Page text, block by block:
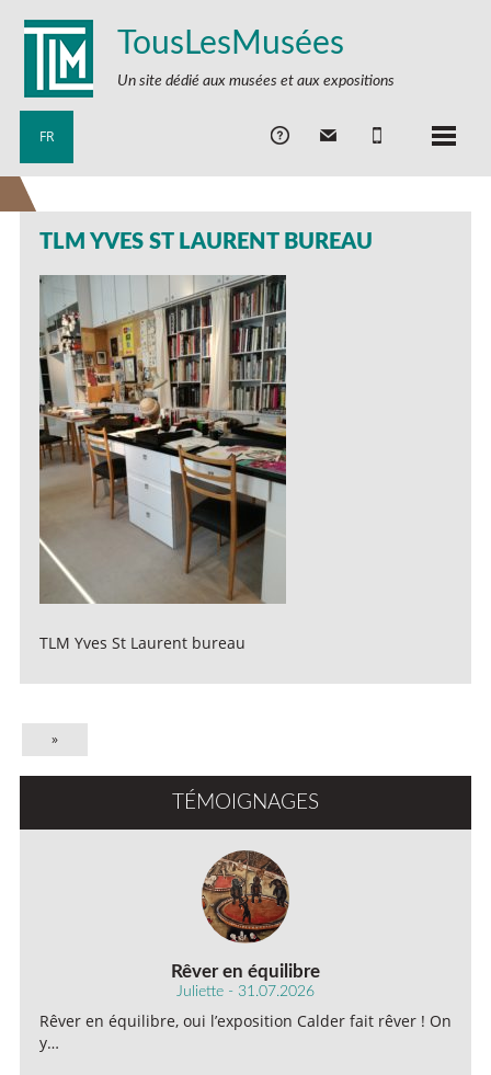
TousLesMusées
Un site dédié aux musées et aux expositions
FR
TLM YVES ST LAURENT BUREAU
TLM Yves St Laurent bureau
»
TÉMOIGNAGES
Rêver en équilibre
Juliette - 31.07.2026
Rêver en équilibre, oui l’exposition Calder fait rêver ! On
y…